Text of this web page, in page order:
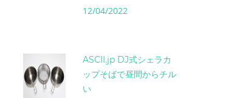
12/04/2022
ASCII.jp DJ式シェラカ
ップそばで昼間からチル
い